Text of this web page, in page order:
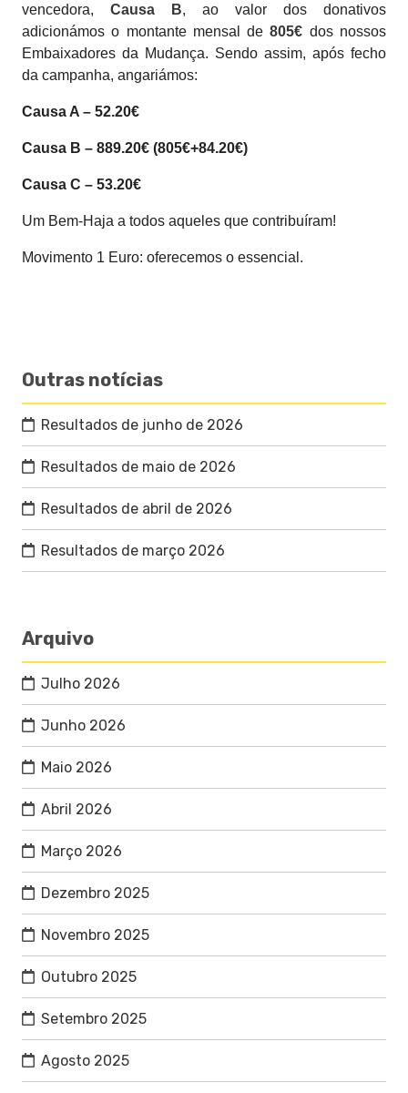
vencedora, Causa B, ao valor dos donativos
adicionámos o montante mensal de805€ dos nossos
Embaixadores da Mudança. Sendo assim, após fecho
da campanha, angariámos:
Causa A – 52.20€
Causa B – 889.20€ (805€+84.20€)
Causa C – 53.20€
Um Bem-Haja a todos aqueles que contribuíram!
Movimento 1 Euro: oferecemos o essencial.
Outras notícias
Resultados de junho de 2026
Resultados de maio de 2026
Resultados de abril de 2026
Resultados de março 2026
Arquivo
Julho 2026
Junho 2026
Maio 2026
Abril 2026
Março 2026
Dezembro 2025
Novembro 2025
Outubro 2025
Setembro 2025
Agosto 2025